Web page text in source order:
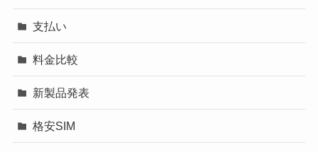
支払い
料金比較
新製品発表
格安SIM